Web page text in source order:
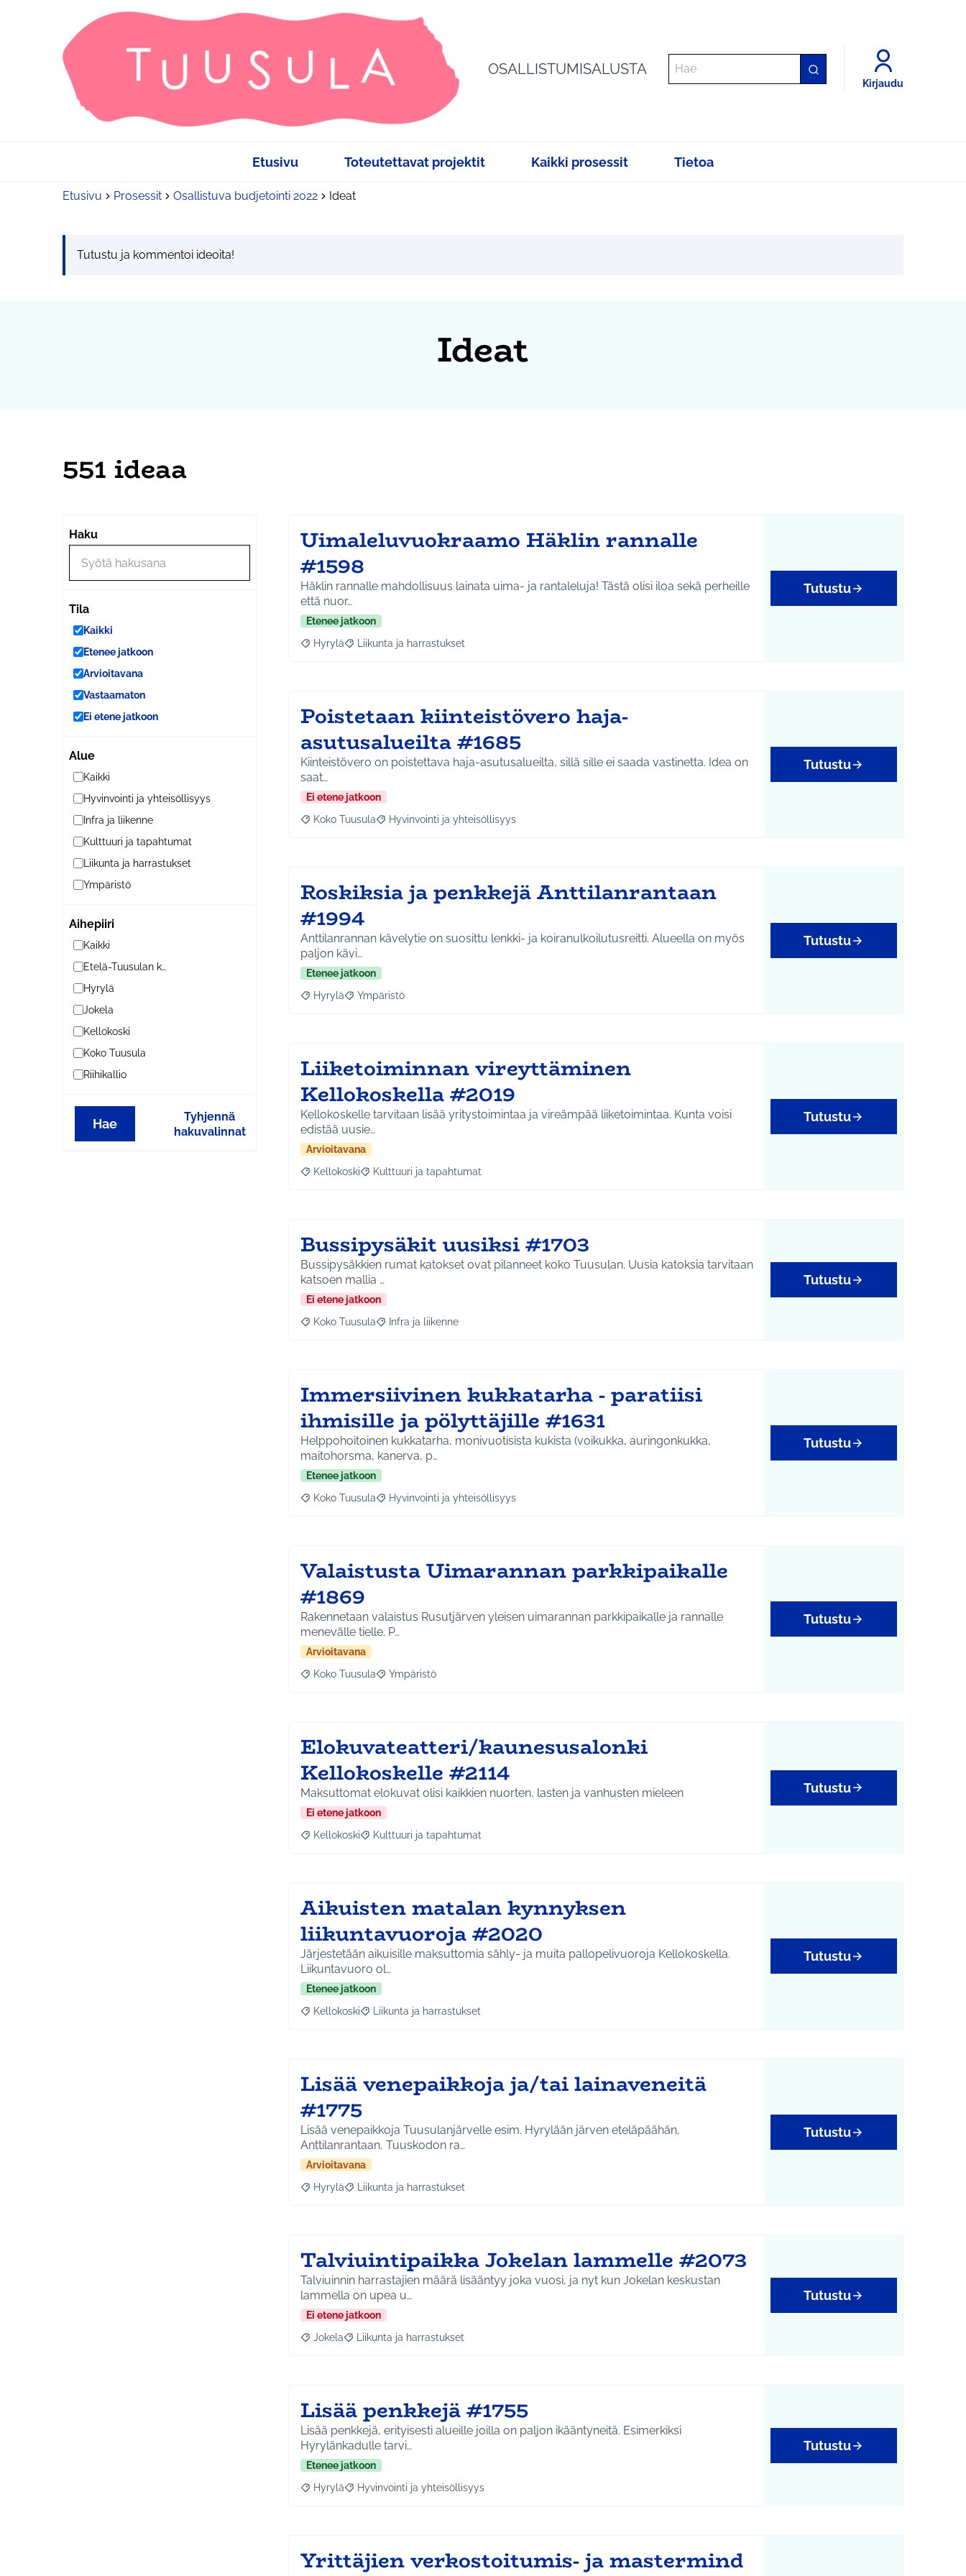
OSALLISTUMISALUSTA
Kirjaudu
Etusivu Toteutettavat projektit Kaikki prosessit Tietoa
Etusivu Prosessit Osallistuva budjetointi 2022 Ideat
Tutustu ja kommentoi ideoita!
Ideat
551 ideaa
Haku
Tila
Kaikki
Etenee jatkoon
Arvioitavana
Vastaamaton
Ei etene jatkoon
Alue
Kaikki
Hyvinvointi ja yhteisöllisyys
Infra ja liikenne
Kulttuuri ja tapahtumat
Liikunta ja harrastukset
Ympäristö
Aihepiiri
Kaikki
Etelä-Tuusulan kylät
Hyrylä
Jokela
Kellokoski
Koko Tuusula
Riihikallio
Hae
Tyhjennä
hakuvalinnat
Uimaleluvuokraamo Häklin rannalle
#1598
Häklin rannalle mahdollisuus lainata uima- ja rantaleluja! Tästä olisi iloa sekä perheille
että nuor…
Etenee jatkoon
Rajaa tulokset aihepiirin mukaan: Hyrylä
Hyrylä Rajaa tulokset teeman mukaan: Liikunta ja harrastukset
Liikunta ja harrastukset
Tutustu
Poistetaan kiinteistövero haja-
asutusalueilta #1685
Kiinteistövero on poistettava haja-asutusalueilta, sillä sille ei saada vastinetta. Idea on
saat…
Ei etene jatkoon
Rajaa tulokset aihepiirin mukaan: Koko Tuusula
Koko Tuusula Rajaa tulokset teeman mukaan: Hyvinvointi ja yhteisöllisyys
Hyvinvointi ja yhteisöllisyys
Tutustu
Roskiksia ja penkkejä Anttilanrantaan
#1994
Anttilanrannan kävelytie on suosittu lenkki- ja koiranulkoilutusreitti. Alueella on myös
paljon kävi…
Etenee jatkoon
Rajaa tulokset aihepiirin mukaan: Hyrylä
Hyrylä Rajaa tulokset teeman mukaan: Ympäristö
Ympäristö
Tutustu
Liiketoiminnan vireyttäminen
Kellokoskella #2019
Kellokoskelle tarvitaan lisää yritystoimintaa ja vireämpää liiketoimintaa. Kunta voisi
edistää uusie…
Arvioitavana
Rajaa tulokset aihepiirin mukaan: Kellokoski
Kellokoski Rajaa tulokset teeman mukaan: Kulttuuri ja tapahtumat
Kulttuuri ja tapahtumat
Tutustu
Bussipysäkit uusiksi #1703
Bussipysäkkien rumat katokset ovat pilanneet koko Tuusulan. Uusia katoksia tarvitaan
katsoen mallia …
Ei etene jatkoon
Rajaa tulokset aihepiirin mukaan: Koko Tuusula
Koko Tuusula Rajaa tulokset teeman mukaan: Infra ja liikenne
Infra ja liikenne
Tutustu
Immersiivinen kukkatarha - paratiisi
ihmisille ja pölyttäjille #1631
Helppohoitoinen kukkatarha, monivuotisista kukista (voikukka, auringonkukka,
maitohorsma, kanerva, p…
Etenee jatkoon
Rajaa tulokset aihepiirin mukaan: Koko Tuusula
Koko Tuusula Rajaa tulokset teeman mukaan: Hyvinvointi ja yhteisöllisyys
Hyvinvointi ja yhteisöllisyys
Tutustu
Valaistusta Uimarannan parkkipaikalle
#1869
Rakennetaan valaistus Rusutjärven yleisen uimarannan parkkipaikalle ja rannalle
menevälle tielle. P…
Arvioitavana
Rajaa tulokset aihepiirin mukaan: Koko Tuusula
Koko Tuusula Rajaa tulokset teeman mukaan: Ympäristö
Ympäristö
Tutustu
Elokuvateatteri/kaunesusalonki
Kellokoskelle #2114
Maksuttomat elokuvat olisi kaikkien nuorten, lasten ja vanhusten mieleen
Ei etene jatkoon
Rajaa tulokset aihepiirin mukaan: Kellokoski
Kellokoski Rajaa tulokset teeman mukaan: Kulttuuri ja tapahtumat
Kulttuuri ja tapahtumat
Tutustu
Aikuisten matalan kynnyksen
liikuntavuoroja #2020
Järjestetään aikuisille maksuttomia sähly- ja muita pallopelivuoroja Kellokoskella.
Liikuntavuoro ol…
Etenee jatkoon
Rajaa tulokset aihepiirin mukaan: Kellokoski
Kellokoski Rajaa tulokset teeman mukaan: Liikunta ja harrastukset
Liikunta ja harrastukset
Tutustu
Lisää venepaikkoja ja/tai lainaveneitä
#1775
Lisää venepaikkoja Tuusulanjärvelle esim. Hyrylään järven eteläpäähän,
Anttilanrantaan, Tuuskodon ra…
Arvioitavana
Rajaa tulokset aihepiirin mukaan: Hyrylä
Hyrylä Rajaa tulokset teeman mukaan: Liikunta ja harrastukset
Liikunta ja harrastukset
Tutustu
Talviuintipaikka Jokelan lammelle #2073
Talviuinnin harrastajien määrä lisääntyy joka vuosi, ja nyt kun Jokelan keskustan
lammella on upea u…
Ei etene jatkoon
Rajaa tulokset aihepiirin mukaan: Jokela
Jokela Rajaa tulokset teeman mukaan: Liikunta ja harrastukset
Liikunta ja harrastukset
Tutustu
Lisää penkkejä #1755
Lisää penkkejä, erityisesti alueille joilla on paljon ikääntyneitä. Esimerkiksi
Hyrylänkadulle tarvi…
Etenee jatkoon
Rajaa tulokset aihepiirin mukaan: Hyrylä
Hyrylä Rajaa tulokset teeman mukaan: Hyvinvointi ja yhteisöllisyys
Hyvinvointi ja yhteisöllisyys
Tutustu
Yrittäjien verkostoitumis- ja mastermind